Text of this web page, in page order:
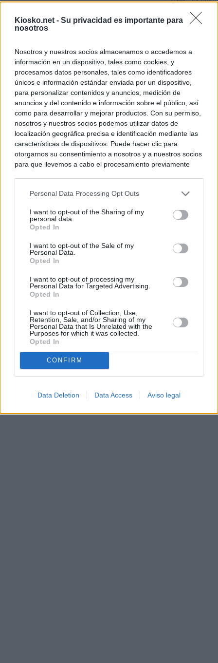
Kiosko.net - Su privacidad es importante para
nosotros
Nosotros y nuestros socios almacenamos o accedemos a
información en un dispositivo, tales como cookies, y
procesamos datos personales, tales como identificadores
únicos e información estándar enviada por un dispositivo,
para personalizar contenidos y anuncios, medición de
anuncios y del contenido e información sobre el público, así
como para desarrollar y mejorar productos. Con su permiso,
nosotros y nuestros socios podemos utilizar datos de
localización geográfica precisa e identificación mediante las
características de dispositivos. Puede hacer clic para
otorgarnos su consentimiento a nosotros y a nuestros socios
para que llevemos a cabo el procesamiento previamente
negar su consentimiento. Tenga en cuenta que algún
de su consentimiento, pero usted tiene el derecho de
rechazar tal procesamiento. Sus preferencias se aplicarán
cualquier momento entrando de nuevo en este sitio web o
visitando nuestra política de privacidad.
Personal Data Processing Opt Outs
I want to opt-out of the Sharing of my
personal data.
Opted In
I want to opt-out of the Sale of my
Personal Data.
Opted In
I want to opt-out of processing my
Personal Data for Targeted Advertising.
Opted In
I want to opt-out of Collection, Use,
Retention, Sale, and/or Sharing of my
Personal Data that Is Unrelated with the
Purposes for which it was collected.
Opted In
CONFIRM
Data Deletion Data Access Aviso legal
Última hora
tacha de
Sánchez
© Kiosko.net Aviso Legal Privacidad y Cookies